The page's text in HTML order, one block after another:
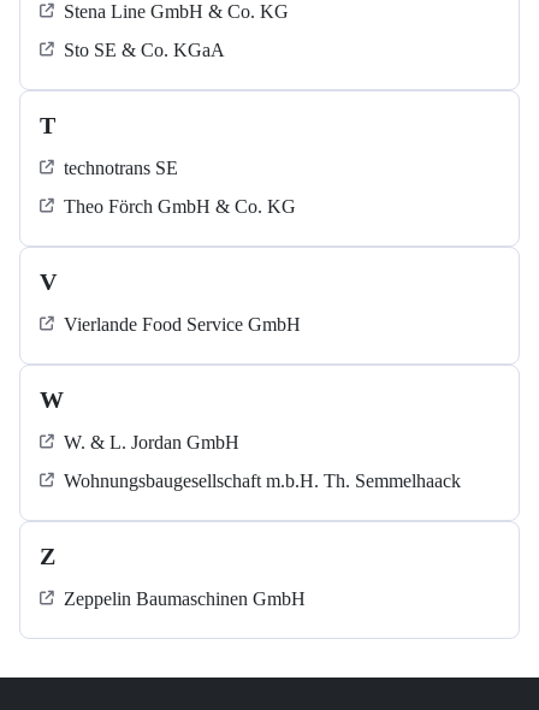
Stena Line GmbH & Co. KG
Sto SE & Co. KGaA
T
technotrans SE
Theo Förch GmbH & Co. KG
V
Vierlande Food Service GmbH
W
W. & L. Jordan GmbH
Wohnungsbaugesellschaft m.b.H. Th. Semmelhaack
Z
Zeppelin Baumaschinen GmbH